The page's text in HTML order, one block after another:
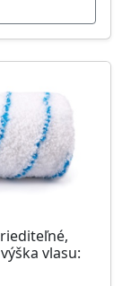
riediteľné,
vlasu: